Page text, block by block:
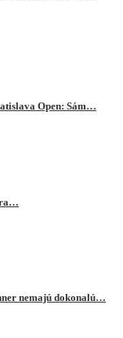
Open: Sám…
nemajú dokonalú…